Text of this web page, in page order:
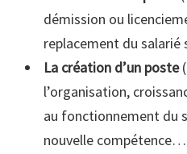
démission ou
replacement du
La création d’un poste
l’organisation,
au fonctionnement du
nouvelle